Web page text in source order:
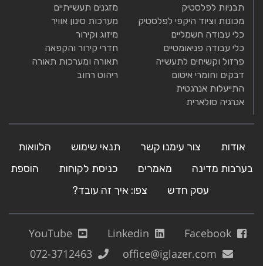
תבניות לפלסטיק
מכונות וציוד היקפי לפלסטיק
כלי עבודה חשמליים
כלי עבודה פניאומטיים
פרזול וקשיחים לתעשייה
דבקים וחומרי איטום
התייעלות אנרגטית
אנרגיה סולארית
מזגנים תעשייתיים
מערכות סינון אוויר
מיזוג וקירור
חדרי קירור והקפאה
תאורה ומערכות תאורה
ריהוט רחוב
אודות צור עימנו קשר תנאי שימוש
הלוואות
בערבות מדינה
מאמרים כניסת לקוחות
הוספת
עסק חדש
צפו: איך זה עובד?
Facebook